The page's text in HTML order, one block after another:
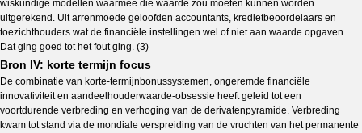
wiskundige modellen waarmee die waarde zou moeten kunnen worden
uitgerekend. Uit arrenmoede geloofden accountants, kredietbeoordelaars en
toezichthouders wat de financiële instellingen wel of niet aan waarde opgaven.
Dat ging goed tot het fout ging. (3)
Bron IV: korte termijn focus
De combinatie van korte-termijnbonussystemen, ongeremde financiële
innovativiteit en aandeelhouderwaarde-obsessie heeft geleid tot een
voortdurende verbreding en verhoging van de derivatenpyramide. Verbreding
kwam tot stand via de mondiale verspreiding van de vruchten van het permanente